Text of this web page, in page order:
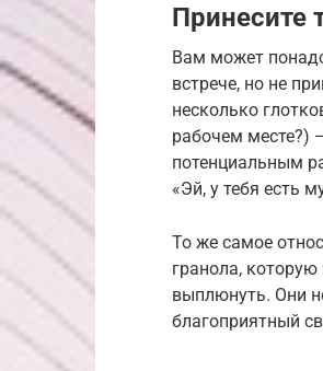
Принесите
Вам может
встрече, но не
несколько
рабочем месте?)
потенциальным
«Эй, у тебя есть
То же самое
гранола,
выплюнуть. Они
благоприятный